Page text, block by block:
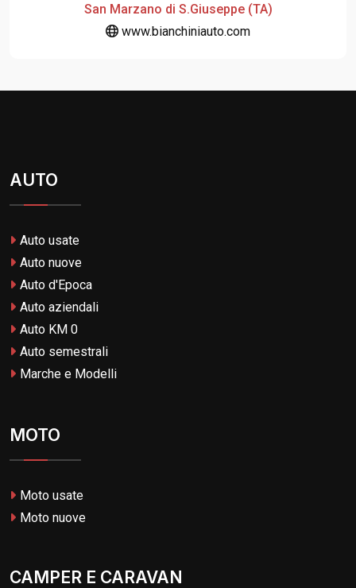
San Marzano di S.Giuseppe (TA)
www.bianchiniauto.com
AUTO
Auto usate
Auto nuove
Auto d'Epoca
Auto aziendali
Auto KM 0
Auto semestrali
Marche e Modelli
MOTO
Moto usate
Moto nuove
CAMPER E CARAVAN